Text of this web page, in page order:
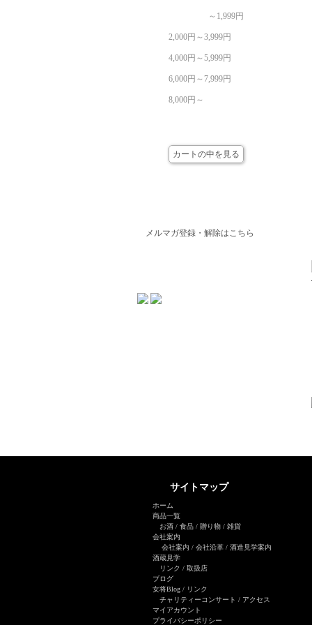
～1,999円
2,000円～3,999円
4,000円～5,999円
6,000円～7,999円
8,000円～
カートの中を見る
メルマガ登録・解除はこちら
サイトマップ
ホーム
商品一覧
お酒 / 食品 / 贈り物 / 雑貨
会社案内
会社案内 / 会社沿革 / 酒造見学案内
酒蔵見学
リンク / 取扱店
ブログ
女将Blog / リンク
チャリティーコンサート / アクセス
マイアカウント
プライバシーポリシー